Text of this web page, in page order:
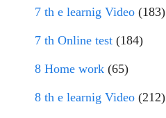
7 th e learnig Video (183)
7 th Online test (184)
8 Home work (65)
8 th e learnig Video (212)